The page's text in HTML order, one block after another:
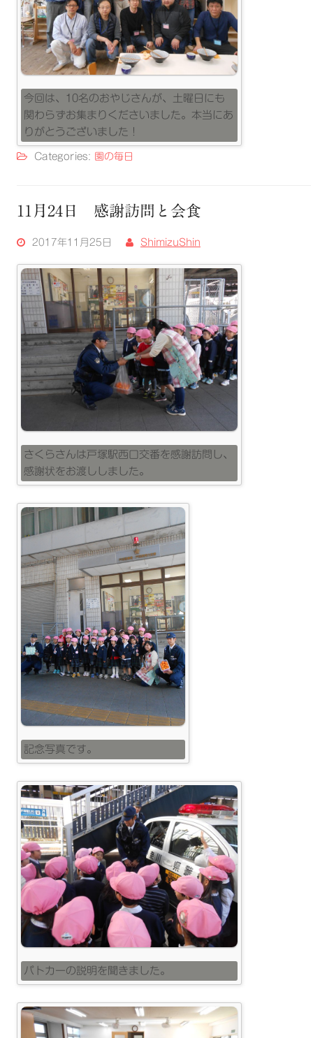
今回は、10名のおやじさんが、土曜日にも
関わらずお集まりくださいました。本当にあ
りがとうございました！
Categories: 園の毎日
11月24日 感謝訪問と会食
2017年11月25日 ShimizuShin
さくらさんは戸塚駅西口交番を感謝訪問し、
感謝状をお渡ししました。
記念写真です。
パトカーの説明を聞きました。